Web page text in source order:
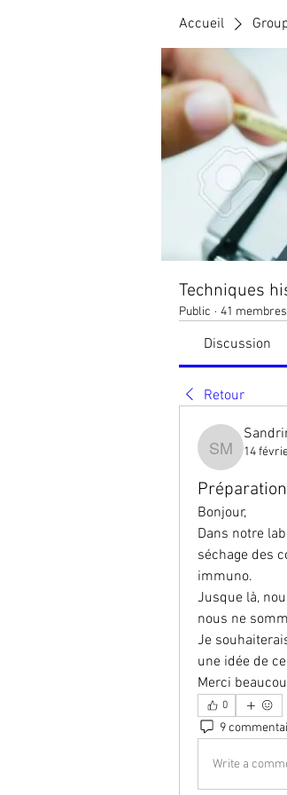
Accueil
Techniques
Public · 41 membres
Discussion
Retour
Sandrine
14
Bonjour,
Dans notre
séchage des
immuno.
Jusque là,
nous ne
Je
une idée de
Merci
0
9
Write a